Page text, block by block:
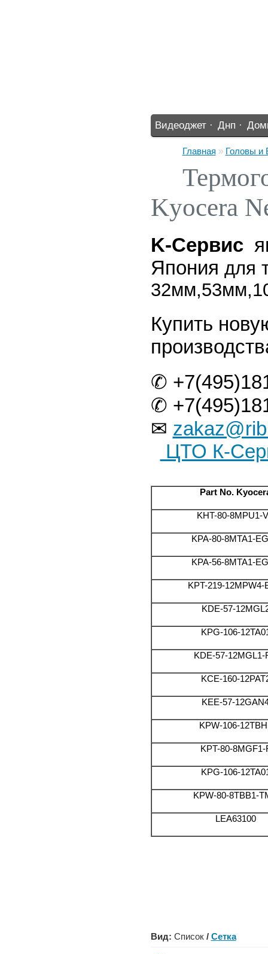
Видеоджет · Днп ·
Главная » Головы и
Kyocera
K-Cервис
Япония для
Купить
✆
✆
✉
ЦТО К-
Part No.
KHT-80-8MPU1-
KPA-80-8MTA1-
KPA-56-8MTA1-
KPT-219-12MPW4-
KDE-57-
KPG-106-
KDE-57-12MGL1-
KCE-160-
KEE-57-
KPW-106-
KPT-80-8MGF1-
KPG-106-
KPW-80-8TBB1-
LEA63100
Вид: Список / Сетка